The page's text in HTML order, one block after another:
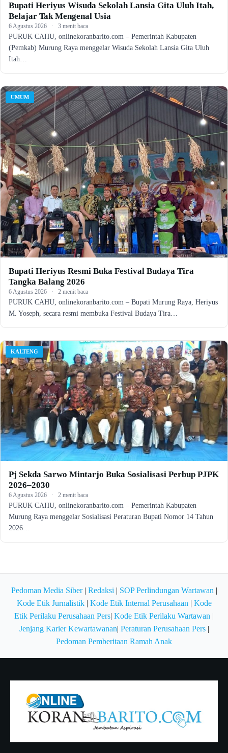
Bupati Heriyus Wisuda Sekolah Lansia Gita Uluh Itah,
Belajar Tak Mengenal Usia
6 Agustus 2026 · 3 menit baca
PURUK CAHU, onlinekoranbarito.com – Pemerintah Kabupaten
(Pemkab) Murung Raya menggelar Wisuda Sekolah Lansia Gita Uluh
Itah…
UMUM
Bupati Heriyus Resmi Buka Festival Budaya Tira
Tangka Balang 2026
6 Agustus 2026 · 2 menit baca
PURUK CAHU, onlinekoranbarito.com – Bupati Murung Raya, Heriyus
M. Yoseph, secara resmi membuka Festival Budaya Tira…
KALTENG
Pj Sekda Sarwo Mintarjo Buka Sosialisasi Perbup PJPK
2026–2030
6 Agustus 2026 · 2 menit baca
PURUK CAHU, onlinekoranbarito.com – Pemerintah Kabupaten
Murung Raya menggelar Sosialisasi Peraturan Bupati Nomor 14 Tahun
2026…
Pedoman Media Siber| Redaksi | SOP Perlindungan Wartawan |
Kode Etik Jurnalistik| Kode Etik Internal Perusahaan | Kode
Etik Perilaku Perusahaan Pers| Kode Etik Perilaku Wartawan |
Jenjang Karier Kewartawanan| Peraturan Perusahaan Pers|
Pedoman Pemberitaan Ramah Anak